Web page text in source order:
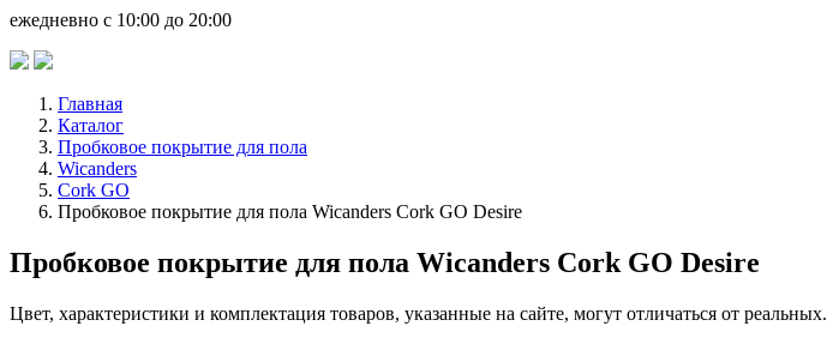
ежедневно с 10:00 до 20:00
Главная
Каталог
Пробковое покрытие для пола
Wicanders
Cork GO
Пробковое покрытие для пола Wicanders Cork GO Desire
Пробковое покрытие для пола Wicanders Cork GO Desire
Цвет, характеристики и комплектация товаров, указанные на сайте, могут отличаться от реальных.